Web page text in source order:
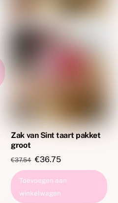
Zak van Sint taart pakket
groot
€37.54 Oorspronkelijke
prijs
was:
€37.54.
€36.75Huidige
prijs
is:
Toevoegen aan
winkelwagen